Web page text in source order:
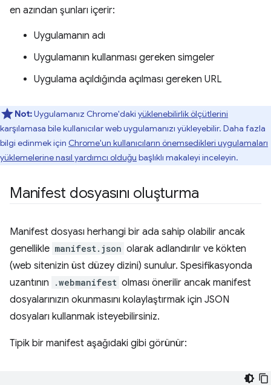
en azından şunları içerir:
Uygulamanın adı
Uygulamanın kullanması gereken simgeler
Uygulama açıldığında açılması gereken URL
Not:Uygulamanız Chrome'daki yüklenebilirlik ölçütlerini
karşılamasa bile kullanıcılar web uygulamanızı yükleyebilir. Daha fazla
bilgi edinmek için Chrome'un kullanıcıların önemsedikleri uygulamaları
yüklemelerine nasıl yardımcı olduğu başlıklı makaleyi inceleyin.
Manifest dosyasını oluşturma
Manifest dosyası herhangi bir ada sahip olabilir ancak
genellikle manifest.json olarak adlandırılır ve kökten
(web sitenizin üst düzey dizini) sunulur. Spesifikasyonda
uzantının
.webmanifest olması önerilir ancak manifest
dosyalarınızın okunmasını kolaylaştırmak için JSON
dosyaları kullanmak isteyebilirsiniz.
Tipik bir manifest aşağıdaki gibi görünür: